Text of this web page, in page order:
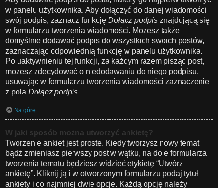
w panelu użytkownika. Aby dołączyć do danej wiadomości
swój podpis, zaznacz funkcję Dołącz podpis znajdującą się
w formularzu tworzenia wiadomości. Możesz także
domyślnie dodawać podpis do wszystkich swoich postów,
zaznaczając odpowiednią funkcję w panelu użytkownika.
Po uaktywnieniu tej funkcji, za każdym razem pisząc post,
możesz zdecydować o niedodawaniu do niego podpisu,
usuwając w formularzu tworzenia wiadomości zaznaczenie
z pola Dołącz podpis.
Na górę
W jaki sposób można utworzyć ankietę?
Tworzenie ankiet jest proste. Kiedy tworzysz nowy temat
bądź zmieniasz pierwszy post w wątku, na dole formularza
tworzenia tematu będziesz widzieć etykietę “Utwórz
ankietę”. Kliknij ją i w otworzonym formularzu podaj tytuł
ankiety i co najmniej dwie opcje. Każdą opcję należy